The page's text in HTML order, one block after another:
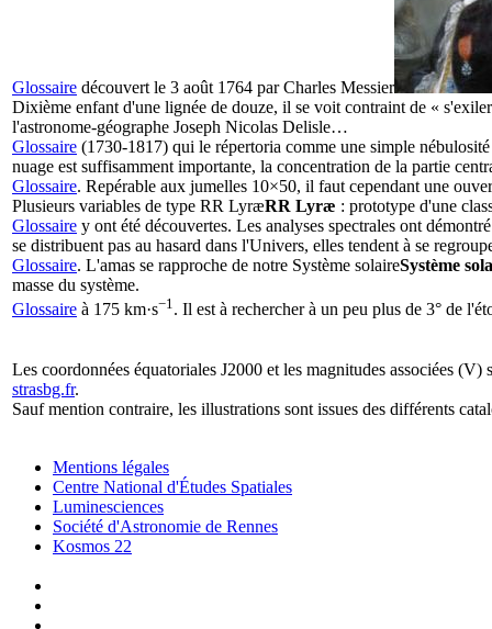
Glossaire découvert le 3 août 1764 parCharles Messier
Dixième enfant d'une lignée de douze, il se voit contraint de «
l'astronome-géographe Joseph Nicolas Delisle…
Glossaire (1730-1817) qui le répertoria comme une simple
nuage est suffisamment importante, la concentration de la partie
Glossaire. Repérable aux jumelles 10×50, il faut cependant une
Plusieurs variables de type RR LyræRR Lyræ : prototype d'une
Glossaire y ont été découvertes. Les analyses spectrales ont
se distribuent pas au hasard dans l'Univers, elles tendent à se
Glossaire. L'amas se rapproche de notre Système solaireSystème
masse du système.
Glossaire à 175 km·s−1. Il est à rechercher à un peu plus de 3° de
Les coordonnées équatoriales J2000 et les magnitudes associées (V)
strasbg.fr.
Sauf mention contraire, les illustrations sont issues des différents
Mentions légales
Centre National d'Études Spatiales
Luminesciences
Société d'Astronomie de Rennes
Kosmos 22